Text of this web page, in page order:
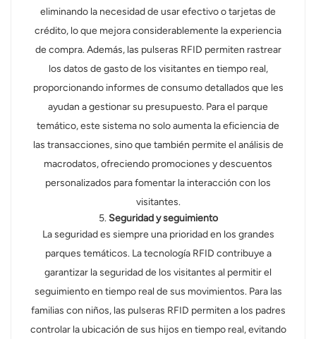
eliminando la necesidad de usar efectivo o tarjetas de
crédito, lo que mejora considerablemente la experiencia
de compra. Además, las pulseras RFID permiten rastrear
los datos de gasto de los visitantes en tiempo real,
proporcionando informes de consumo detallados que les
ayudan a gestionar su presupuesto. Para el parque
temático, este sistema no solo aumenta la eficiencia de
las transacciones, sino que también permite el análisis de
macrodatos, ofreciendo promociones y descuentos
personalizados para fomentar la interacción con los
visitantes.
5.Seguridad y seguimiento
La seguridad es siempre una prioridad en los grandes
parques temáticos. La tecnología RFID contribuye a
garantizar la seguridad de los visitantes al permitir el
seguimiento en tiempo real de sus movimientos. Para las
familias con niños, las pulseras RFID permiten a los padres
controlar la ubicación de sus hijos en tiempo real, evitando